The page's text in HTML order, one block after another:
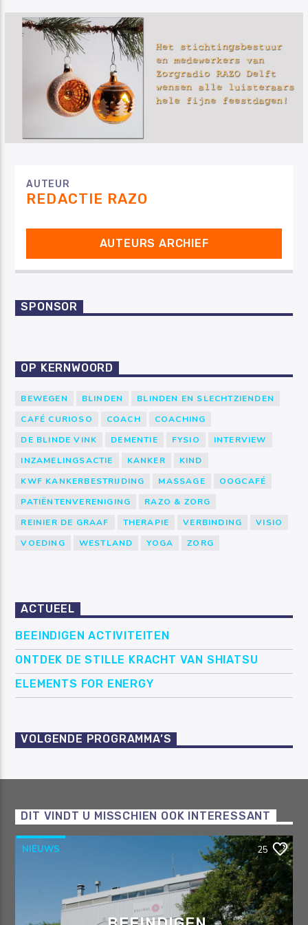
Luister RAZO online
AUTEUR
REDACTIE RAZO
AUTEURS ARCHIEF
SPONSOR
OP KERNWOORD
BEWEGEN BLINDEN
BLINDEN EN SLECHTZIENDEN
CAFÉ CURIOSO
COACH
COACHING
DE BLINDE VINK
DEMENTIE FYSIO
INTERVIEW
INZAMELINGSACTIE
KANKER
KIND
KWF KANKERBESTRIJDING
MASSAGE
OOGCAFÉ
PATIËNTENVERENIGING
RAZO & ZORG
REINIER DE GRAAF
THERAPIE VERBINDING
VISIO
VOEDING
WESTLAND YOGA ZORG
ACTUEEL
BEEINDIGEN ACTIVITEITEN
ONTDEK DE STILLE KRACHT VAN SHIATSU
ELEMENTS FOR ENERGY
VOLGENDE PROGRAMMA’S
DIT VINDT U MISSCHIEN OOK INTERESSANT
NIEUWS 25